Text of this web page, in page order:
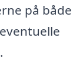
på både